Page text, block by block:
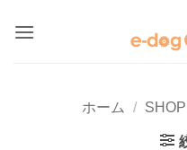
ホーム / SHOP